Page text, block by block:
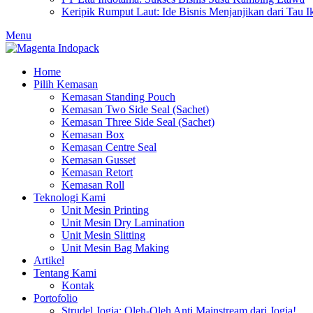
Keripik Rumput Laut: Ide Bisnis Menjanjikan dari Tau
Menu
Home
Pilih Kemasan
Kemasan Standing Pouch
Kemasan Two Side Seal (Sachet)
Kemasan Three Side Seal (Sachet)
Kemasan Box
Kemasan Centre Seal
Kemasan Gusset
Kemasan Retort
Kemasan Roll
Teknologi Kami
Unit Mesin Printing
Unit Mesin Dry Lamination
Unit Mesin Slitting
Unit Mesin Bag Making
Artikel
Tentang Kami
Kontak
Portofolio
Strudel Jogja: Oleh-Oleh Anti Mainstream dari Jogja!